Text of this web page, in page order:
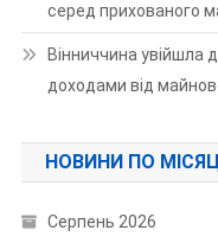
серед прихованого
Вінниччина увійшла
доходами від
НОВИНИ ПО
Серпень 2026